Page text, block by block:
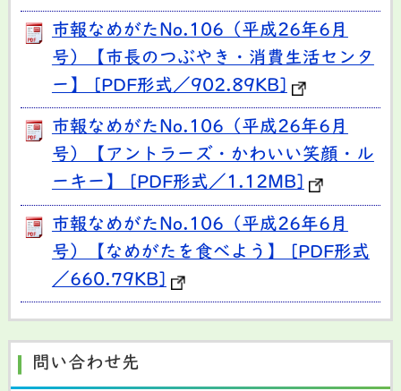
市報なめがたNo.106（平成26年6月
号）【市長のつぶやき・消費生活センタ
ー】 [PDF形式／902.89KB]
市報なめがたNo.106（平成26年6月
号）【アントラーズ・かわいい笑顔・ル
ーキー】 [PDF形式／1.12MB]
市報なめがたNo.106（平成26年6月
号）【なめがたを食べよう】 [PDF形式
／660.79KB]
問い合わせ先